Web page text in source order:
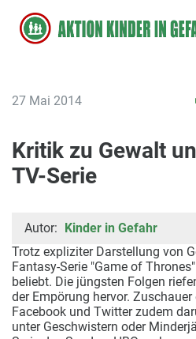
27 Mai 2014
Kritik zu Gewalt
TV-Serie
Autor: Kinder in Gefahr
Trotz expliziter Darstellung von
Fantasy-Serie "Game of
beliebt. Die jüngsten Folgen
der Empörung hervor.
Facebook und Twitter zudem
unter Geschwistern oder